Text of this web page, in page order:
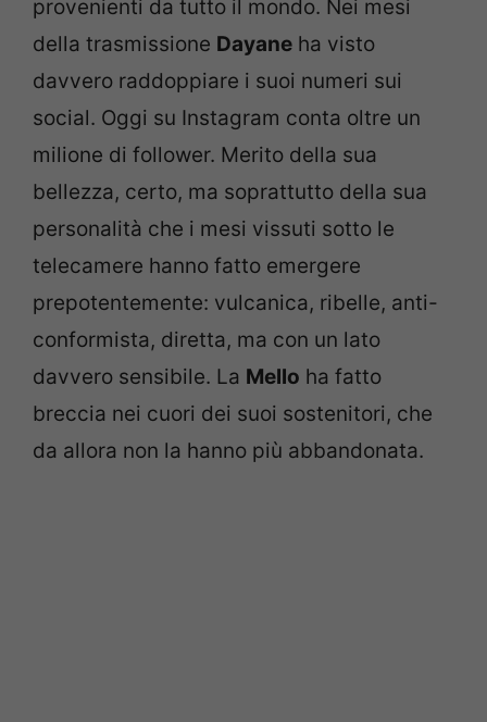
provenienti da tutto il mondo. Nei mesi
della trasmissione Dayane ha visto
davvero raddoppiare i suoi numeri sui
social. Oggi su Instagram conta oltre un
milione di follower. Merito della sua
bellezza, certo, ma soprattutto della sua
personalità che i mesi vissuti sotto le
telecamere hanno fatto emergere
prepotentemente: vulcanica, ribelle, anti-
conformista, diretta, ma con un lato
davvero sensibile. La Mello ha fatto
breccia nei cuori dei suoi sostenitori, che
da allora non la hanno più abbandonata.